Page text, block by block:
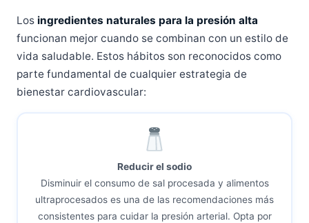
Los ingredientes naturales para la presión alta
funcionan mejor cuando se combinan con un estilo de
vida saludable. Estos hábitos son reconocidos como
parte fundamental de cualquier estrategia de
bienestar cardiovascular:
Reducir el sodio
Disminuir el consumo de sal procesada y alimentos
ultraprocesados es una de las recomendaciones más
consistentes para cuidar la presión arterial. Opta por